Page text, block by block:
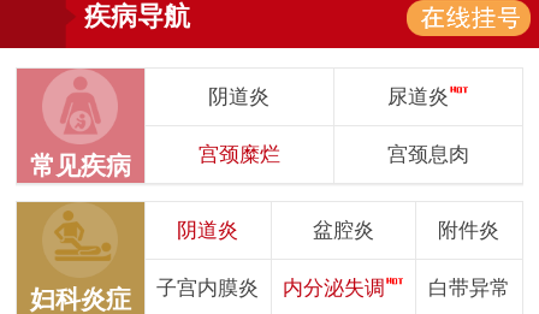
疾病导航
常见疾病
阴道炎 尿道炎
宫颈糜烂 宫颈息肉
妇科炎症
阴道炎 盆腔炎 附件炎
子宫内膜炎 内分泌失调 白带异常